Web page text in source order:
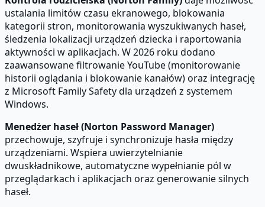
ustalania limitów czasu ekranowego, blokowania
kategorii stron, monitorowania wyszukiwanych haseł,
śledzenia lokalizacji urządzeń dziecka i raportowania
aktywności w aplikacjach. W 2026 roku dodano
zaawansowane filtrowanie YouTube (monitorowanie
historii oglądania i blokowanie kanałów) oraz integrację
z Microsoft Family Safety dla urządzeń z systemem
Windows.
Menedżer haseł (Norton Password Manager)
przechowuje, szyfruje i synchronizuje hasła między
urządzeniami. Wspiera uwierzytelnianie
dwuskładnikowe, automatyczne wypełnianie pól w
przeglądarkach i aplikacjach oraz generowanie silnych
haseł.